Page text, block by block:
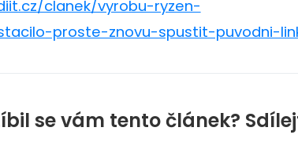
clanek/vyrobu-ryzen-
proste-znovu-spustit-puvodni-
se vám tento článek?